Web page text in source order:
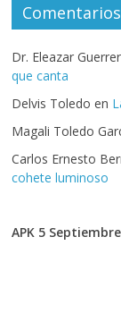
Dr. Eleazar
que canta
Delvis Toledo en
Magali Toledo
Carlos Ernesto
cohete luminoso
APK 5 Septiembre